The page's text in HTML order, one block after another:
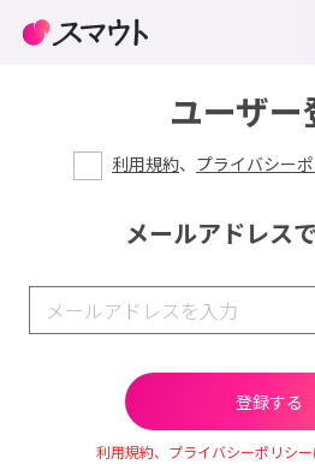
ユーザー
利用規約、 プライバシー
メールアドレス
利用規約、プライバシーポリシ